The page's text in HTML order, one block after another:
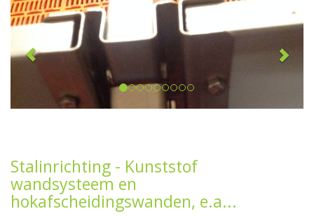
Stalinrichting - Kunststof
wandsysteem en
hokafscheidingswanden, e.a...